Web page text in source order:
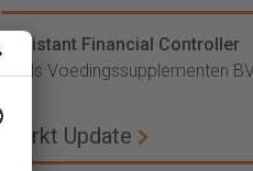
Assistant Financial Controller
Vitals Voedingssupplementen
Markt Update